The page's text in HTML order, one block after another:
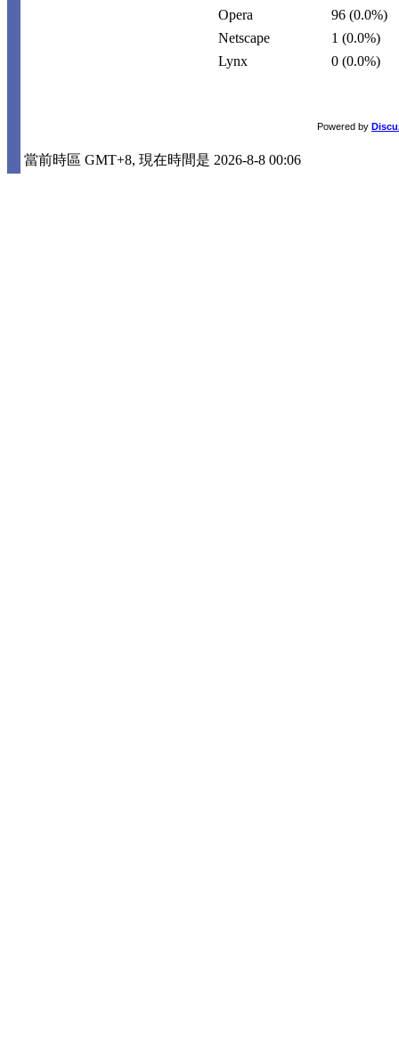
Opera
96 (0.0%)
Netscape
1 (0.0%)
Lynx
0 (0.0%)
Powered by
當前時區 GMT+8, 現在時間是 2026-8-8 00:06